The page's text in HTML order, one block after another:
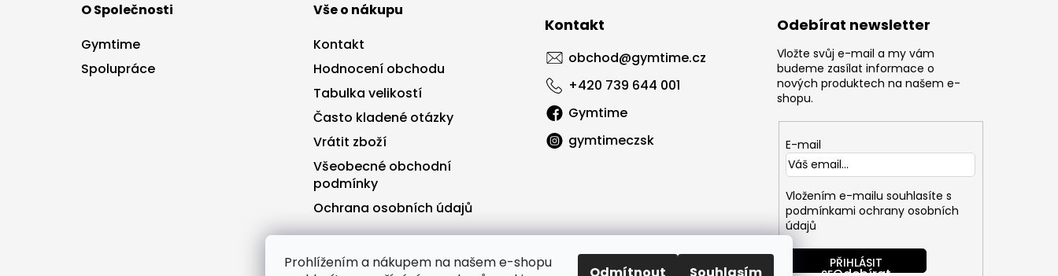
Prohlížením a nákupem na našem e-shopu
O Společnosti
Gymtime
Spolupráce
Vše o nákupu
Kontakt
Hodnocení obchodu
Tabulka velikostí
Často kladené otázky
Vrátit zboží
Všeobecné obchodní
podmínky
Ochrana osobních údajů
Kontakt
obchod@gymtime.cz
+420 739 644 001
Gymtime
gymtimeczsk
Odebírat newsletter
Vložte svůj e-mail a my vám
budeme zasílat informace o
nových produktech na našem e-
shopu.
E-mail
Vložením e-mailu souhlasíte s
podmínkami ochrany osobních
údajů
PŘIHLÁSIT